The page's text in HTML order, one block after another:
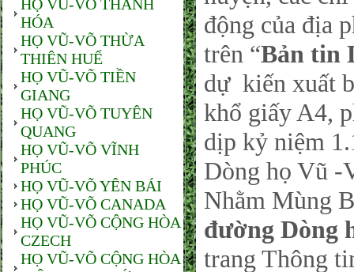
HỌ VŨ-VÕ THANH
HÓA
HỌ VŨ-VÕ THỪA
THIÊN HUẾ
HỌ VŨ-VÕ TIỀN
GIANG
HỌ VŨ-VÕ TUYÊN
QUANG
HỌ VŨ-VÕ VĨNH
PHÚC
HỌ VŨ-VÕ YÊN BÁI
HỌ VŨ-VÕ CANADA
HỌ VŨ-VÕ CỘNG HÒA
CZECH
HỌ VŨ-VÕ CỘNG HÒA
động của địa
trên “Bản tin
dự kiến xuất
khổ giấy A4,
dịp kỷ niệm
Dòng họ Vũ -
Nhằm Mùng
đường Dòng
trang Thông